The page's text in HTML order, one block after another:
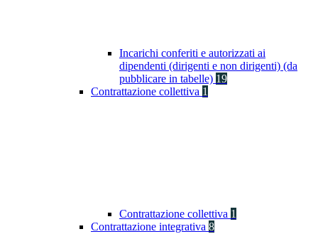
Incarichi conferiti e autorizzati ai
dipendenti (dirigenti e non dirigenti) (da
pubblicare in tabelle) 19
Contrattazione collettiva 1
Contrattazione collettiva 1
Contrattazione integrativa 8